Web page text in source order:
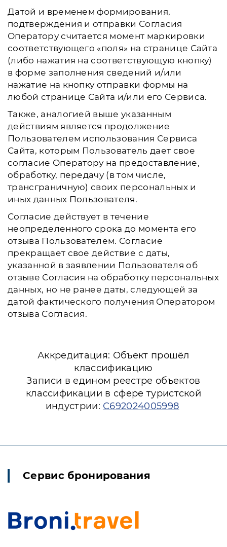
Датой и временем формирования,
подтверждения и отправки Согласия
Оператору считается момент маркировки
соответствующего «поля» на странице Сайта
(либо нажатия на соответствующую кнопку)
в форме заполнения сведений и/или
нажатие на кнопку отправки формы на
любой странице Сайта и/или его Сервиса.
Также, аналогией выше указанным
действиям является продолжение
Пользователем использования Сервиса
Сайта, которым Пользователь дает свое
согласие Оператору на предоставление,
обработку, передачу (в том числе,
трансграничную) своих персональных и
иных данных Пользователя.
Согласие действует в течение
неопределенного срока до момента его
отзыва Пользователем. Согласие
прекращает свое действие с даты,
указанной в заявлении Пользователя об
отзыве Согласия на обработку персональных
данных, но не ранее даты, следующей за
датой фактического получения Оператором
отзыва Согласия.
Аккредитация: Объект прошёл
классификацию
Записи в едином реестре объектов
классификации в сфере туристской
индустрии: С692024005998
Сервис бронирования